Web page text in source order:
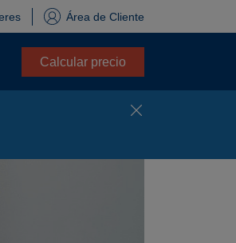
Área de Cliente
Calcular precio